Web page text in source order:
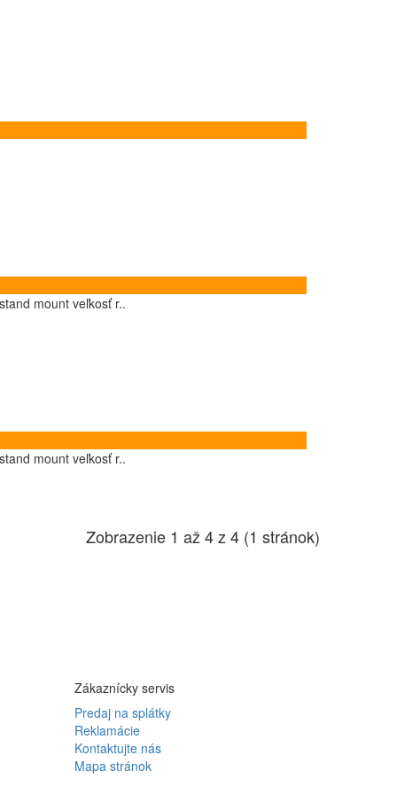
mount veľkosť r..
mount veľkosť r..
Zobrazenie 1 až 4 z 4 (1 stránok)
Zákaznícky servis
Predaj na splátky
Reklamácie
Kontaktujte nás
Mapa stránok